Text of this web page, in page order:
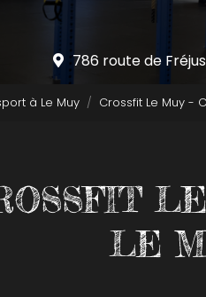
786 route de Fréjus
à Le Muy Crossfit Le Muy -
LE